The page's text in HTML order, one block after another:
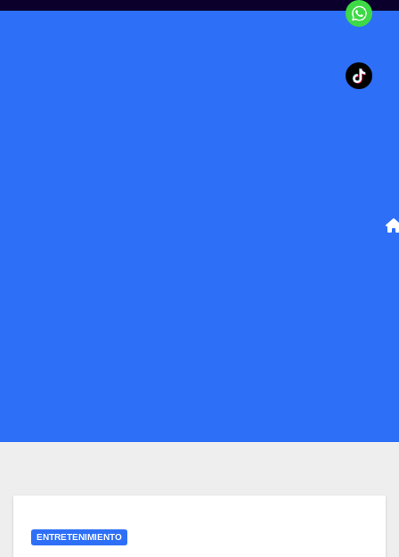
ENTRETENIMIENTO